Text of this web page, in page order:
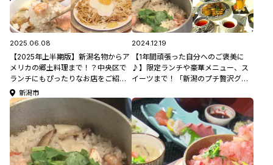
2025.06.08
【2025年上半期版】新潟名物からア
メリカの郷土料理まで！？中央区で
ランチにもぴったりなお店をご紹
介！「新潟市中央区絶品ランチ5選」
新潟市
2024.12.19
【1年間頑張った自分へのご褒美に
♪】限定ランチや豪華メニュー、ス
イーツまで！「新潟のプチ贅沢グル